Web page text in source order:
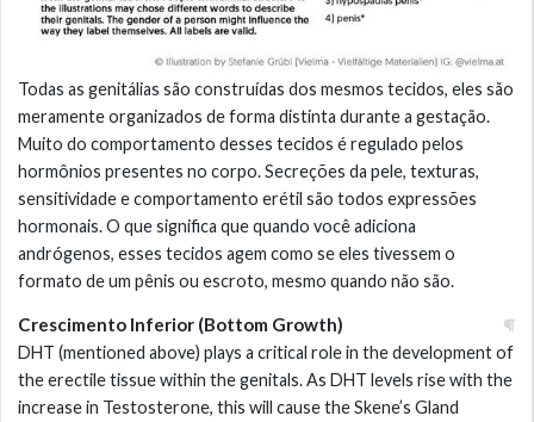
Todas as genitálias são construídas dos mesmos tecidos, eles são
meramente organizados de forma distinta durante a gestação.
Muito do comportamento desses tecidos é regulado pelos
hormônios presentes no corpo. Secreções da pele, texturas,
sensitividade e comportamento erétil são todos expressões
hormonais. O que significa que quando você adiciona
andrógenos, esses tecidos agem como se eles tivessem o
formato de um pênis ou escroto, mesmo quando não são.
Crescimento Inferior (Bottom Growth)
DHT (mentioned above) plays a critical role in the development of
the erectile tissue within the genitals. As DHT levels rise with the
increase in Testosterone, this will cause the Skene’s Gland